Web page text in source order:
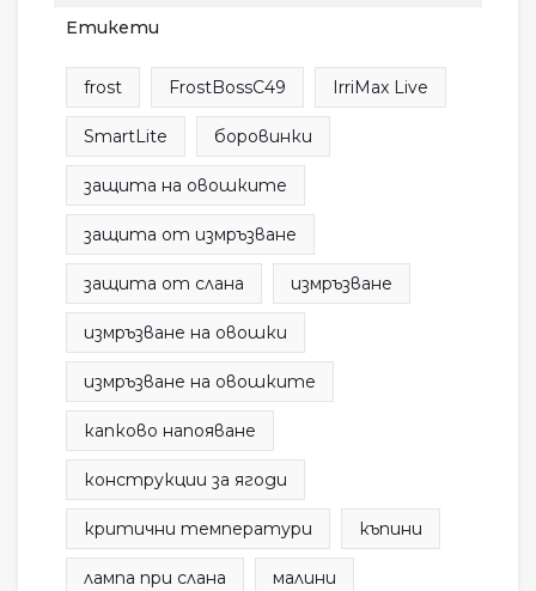
Етикети
frost FrostBossC49 IrriMax Live
SmartLite боровинки
защита на овошките
защита от измръзване
защита от слана измръзване
измръзване на овошки
измръзване на овошките
капково напояване
конструкции за ягоди
критични температури къпини
лампа при слана малини